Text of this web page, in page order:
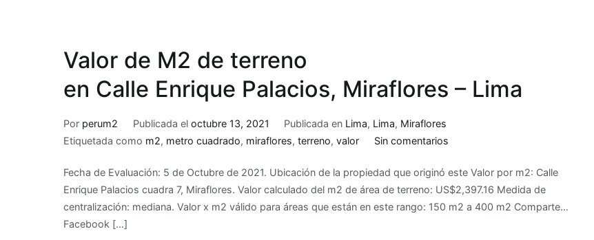
Valor de M2 de terreno
en Calle Enrique Palacios, Miraflores – Lima
Por perum2 Publicada el octubre 13, 2021 Publicada en Lima, Lima, Miraflores
Etiquetada como m2, metro cuadrado, miraflores, terreno, valor Sin comentariosen
de
M2
de
Fecha de Evaluación: 5 de Octubre de 2021. Ubicación de la propiedad que originó este Valor por m2: Calle
Enrique Palacios cuadra 7, Miraflores. Valor calculado del m2 de área de terreno: US$2,397.16 Medida de
centralización: mediana. Valor x m2 válido para áreas que están en este rango: 150 m2 a 400 m2 Comparte…
Facebook […]